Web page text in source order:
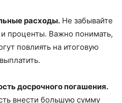
расходы. Не забывайте
проценты. Важно понимать,
повлиять на итоговую
досрочного погашения.
внести большую сумму